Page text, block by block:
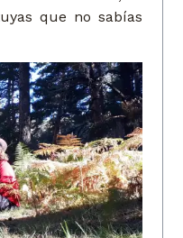
que no sabías